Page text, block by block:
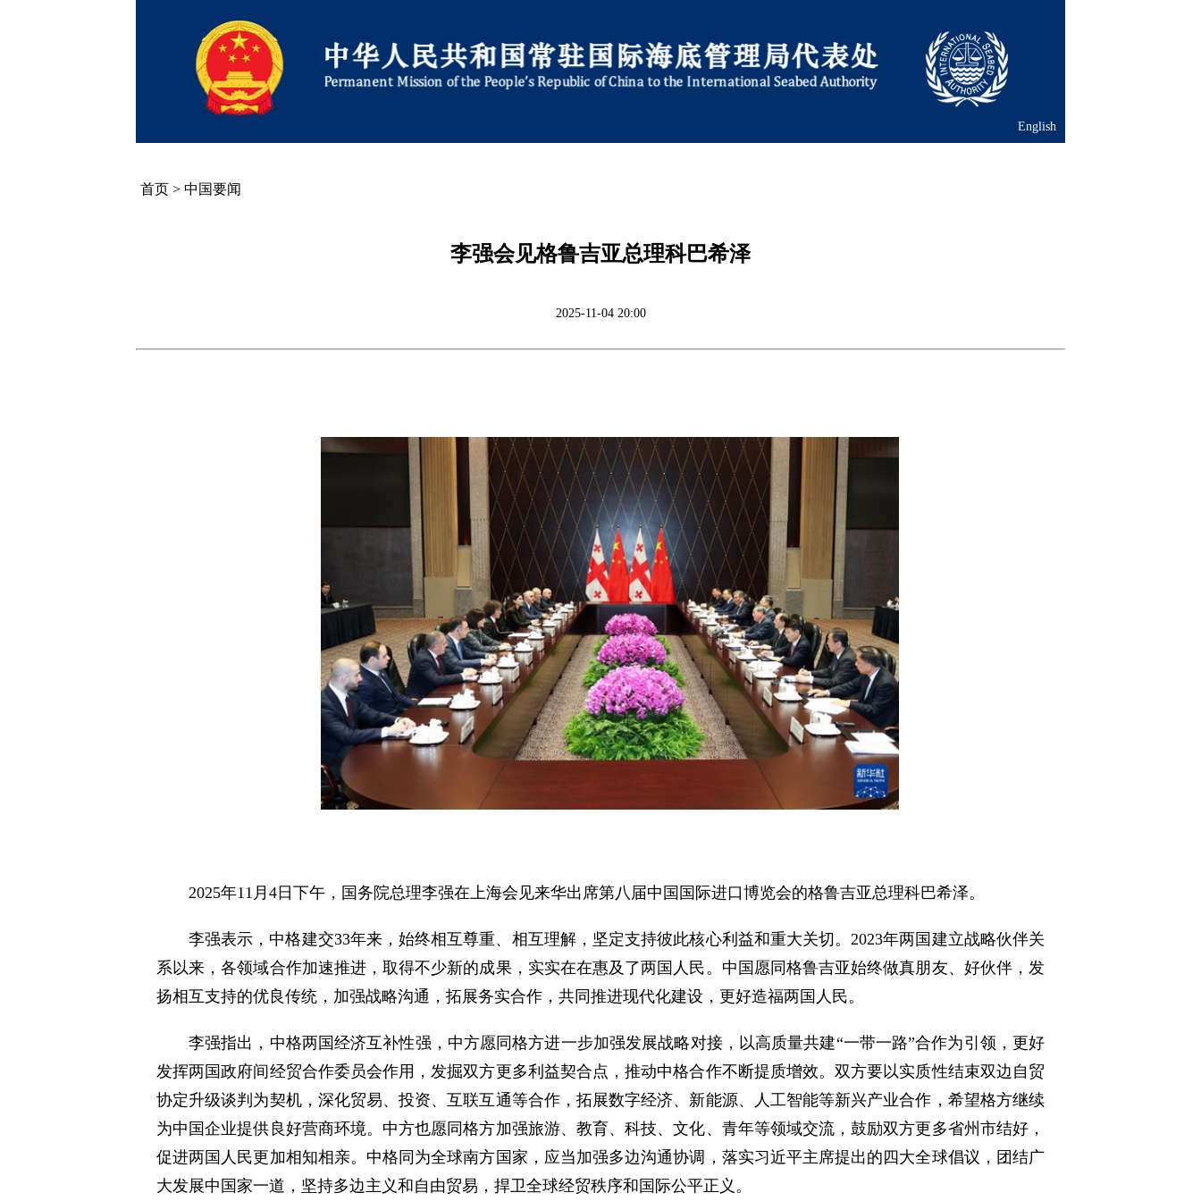
English
首页 > 中国要闻
李强会见格鲁吉亚总理科巴希泽
2025-11-04 20:00
2025年11月4日下午，国务院总理李强在上海会见来华出席第八届中国国际进口博览会的格鲁吉亚总理科巴希泽。
李强表示，中格建交33年来，始终相互尊重、相互理解，坚定支持彼此核心利益和重大关切。2023年两国建立战略伙伴关
系以来，各领域合作加速推进，取得不少新的成果，实实在在惠及了两国人民。中国愿同格鲁吉亚始终做真朋友、好伙伴，发
扬相互支持的优良传统，加强战略沟通，拓展务实合作，共同推进现代化建设，更好造福两国人民。
李强指出，中格两国经济互补性强，中方愿同格方进一步加强发展战略对接，以高质量共建“一带一路”合作为引领，更好
发挥两国政府间经贸合作委员会作用，发掘双方更多利益契合点，推动中格合作不断提质增效。双方要以实质性结束双边自贸
协定升级谈判为契机，深化贸易、投资、互联互通等合作，拓展数字经济、新能源、人工智能等新兴产业合作，希望格方继续
为中国企业提供良好营商环境。中方也愿同格方加强旅游、教育、科技、文化、青年等领域交流，鼓励双方更多省州市结好，
促进两国人民更加相知相亲。中格同为全球南方国家，应当加强多边沟通协调，落实习近平主席提出的四大全球倡议，团结广
大发展中国家一道，坚持多边主义和自由贸易，捍卫全球经贸秩序和国际公平正义。